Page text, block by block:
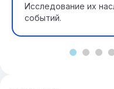
Исследование их
событий.